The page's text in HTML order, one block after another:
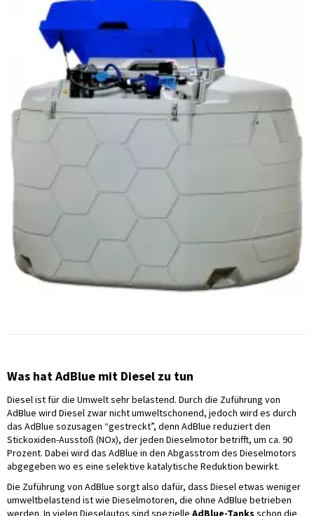
Was hat AdBlue mit Diesel zu tun
Diesel ist für die Umwelt sehr belastend. Durch die Zuführung von
AdBlue wird Diesel zwar nicht umweltschonend, jedoch wird es durch
das AdBlue sozusagen “gestreckt”, denn AdBlue reduziert den
Stickoxiden-Ausstoß (NOx), der jeden Dieselmotor betrifft, um ca. 90
Prozent. Dabei wird das AdBlue in den Abgasstrom des Dieselmotors
abgegeben wo es eine selektive katalytische Reduktion bewirkt.
Die Zuführung von AdBlue sorgt also dafür, dass Diesel etwas weniger
umweltbelastend ist wie Dieselmotoren, die ohne AdBlue betrieben
werden. In vielen Dieselautos sind spezielle AdBlue-Tanks schon die